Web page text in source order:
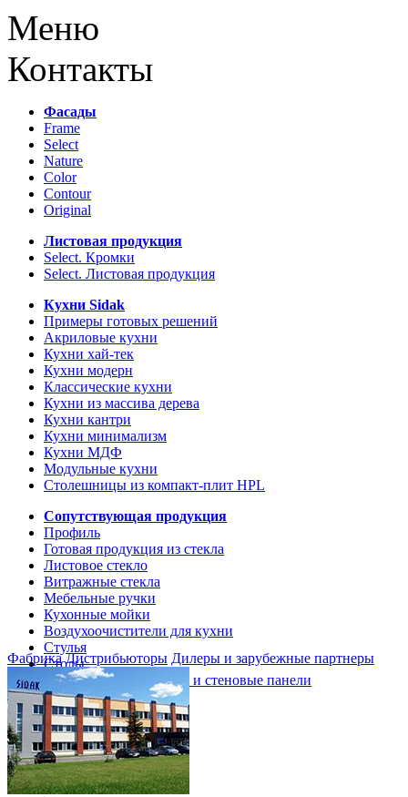
Меню
Контакты
Фасады
Frame
Select
Nature
Color
Contour
Original
Листовая продукция
Select. Кромки
Select. Листовая продукция
Кухни Sidak
Примеры готовых решений
Акриловые кухни
Кухни хай-тек
Кухни модерн
Классические кухни
Кухни из массива дерева
Кухни кантри
Кухни минимализм
Кухни МДФ
Модульные кухни
Столешницы из компакт-плит HPL
Сопутствующая продукция
Профиль
Готовая продукция из стекла
Листовое стекло
Витражные стекла
Мебельные ручки
Кухонные мойки
Воздухоочистители для кухни
Стулья
Столы
Кухонные столешницы и стеновые панели
Кухни и мебель
Кухни Softline Marine
Кухни Сидак-СП
Гид по декорам
Фабрика Дистрибьюторы Дилеры и зарубежные партнеры